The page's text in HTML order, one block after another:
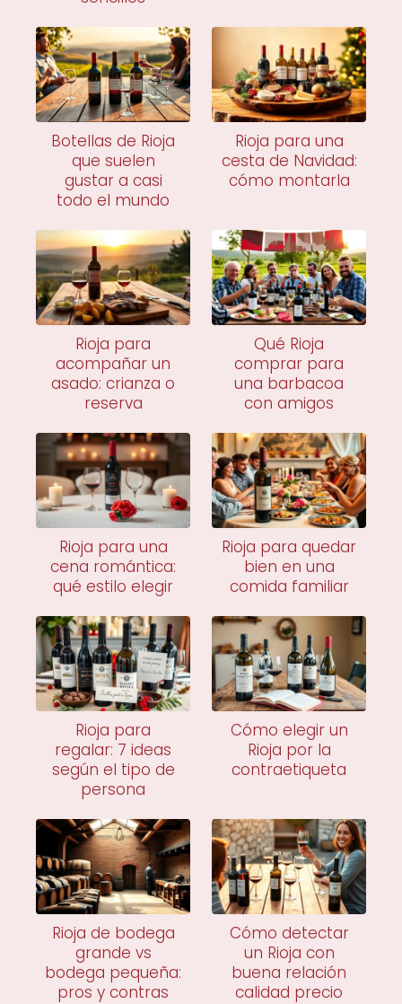
Botellas de Rioja
que suelen
gustar a casi
todo el mundo
Rioja para una
cesta de Navidad:
cómo montarla
Rioja para
acompañar un
asado: crianza o
reserva
Qué Rioja
comprar para
una barbacoa
con amigos
Rioja para una
cena romántica:
qué estilo elegir
Rioja para quedar
bien en una
comida familiar
Rioja para
regalar: 7 ideas
según el tipo de
persona
Cómo elegir un
Rioja por la
contraetiqueta
Rioja de bodega
grande vs
bodega pequeña:
pros y contras
Cómo detectar
un Rioja con
buena relación
calidad precio